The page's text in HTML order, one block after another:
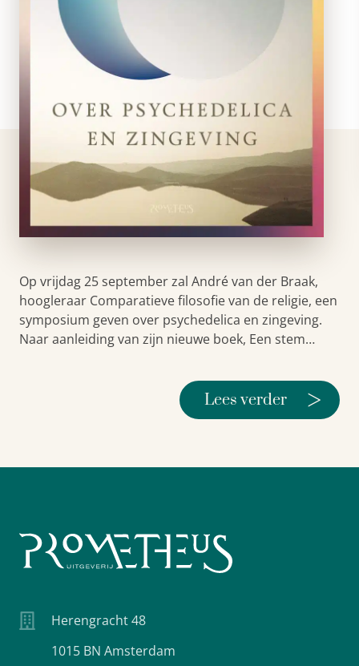
Op vrijdag 25 september zal André van der Braak,
hoogleraar Comparatieve filosofie van de religie, een
symposium geven over psychedelica en zingeving.
Naar aanleiding van zijn nieuwe boek, Een stem…
Lees verder >
Herengracht 48
1015 BN Amsterdam